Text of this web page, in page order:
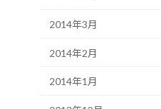
2014年3月
2014年2月
2014年1月